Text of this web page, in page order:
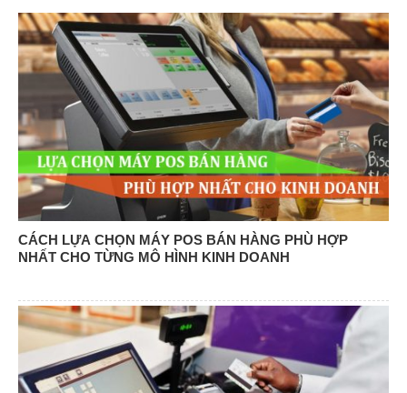
CÁCH LỰA CHỌN MÁY POS BÁN HÀNG PHÙ HỢP
NHẤT CHO TỪNG MÔ HÌNH KINH DOANH